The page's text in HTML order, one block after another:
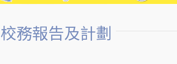
校務報告及計劃